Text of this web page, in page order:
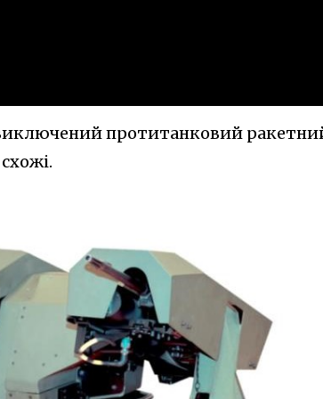
протитанковий